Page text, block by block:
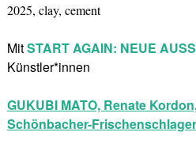
2025, clay, cement
MitSTART AGAIN: NEUE
Künstler*innen
GUKUBI MATO, Renate
Schönbacher-Frischenschlager